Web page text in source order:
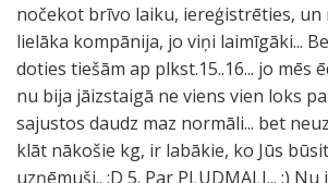
nočekot brīvo laiku, iereģistrēties, un
lielāka kompānija, jo viņi laimīgāki...
doties tiešām ap plkst.15..16... jo mēs
nu bija jāizstaigā ne viens vien loks
sajustos daudz maz normāli... bet
klāt nākošie kg, ir labākie, ko Jūs
uzņēmuši.. :D 5. Par PLUDMALI... :)